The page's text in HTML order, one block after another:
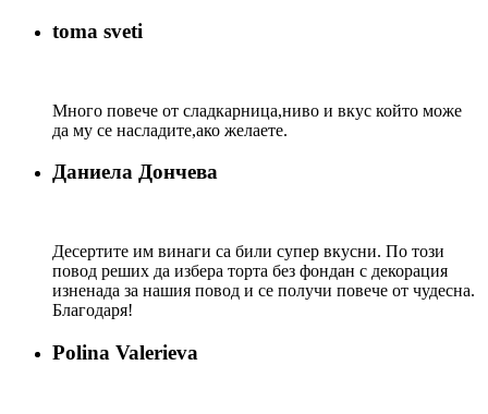
toma sveti
Много повече от сладкарница,ниво и вкус който може
да му се насладите,ако желаете.
Даниела Дончева
Десертите им винаги са били супер вкусни. По този
повод реших да избера торта без фондан с декорация
изненада за нашия повод и се получи повече от чудесна.
Благодаря!
Polina Valerieva